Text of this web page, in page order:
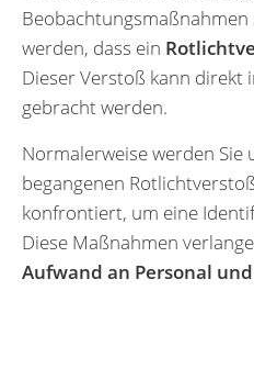
Beobachtungsmaßnahmen
werden, dass ein
Dieser Verstoß kann direkt
gebracht werden.
Normalerweise werden
begangenen Rotlichtverstoß
konfrontiert, um eine
Diese Maßnahmen
Aufwand an Personal